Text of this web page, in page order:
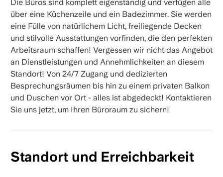
Die Büros sind komplett eigenständig und verfügen alle
über eine Küchenzeile und ein Badezimmer. Sie werden
eine Fülle von natürlichem Licht, freiliegende Decken
und stilvolle Ausstattungen vorfinden, die den perfekten
Arbeitsraum schaffen! Vergessen wir nicht das Angebot
an Dienstleistungen und Annehmlichkeiten an diesem
Standort! Von 24/7 Zugang und dedizierten
Besprechungsräumen bis hin zu einem privaten Balkon
und Duschen vor Ort - alles ist abgedeckt! Kontaktieren
Sie uns jetzt, um Ihren Büroraum zu sichern!
Standort und Erreichbarkeit